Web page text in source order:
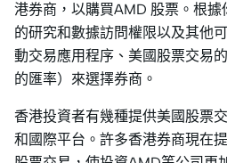
港券商，以購買AMD 股票。根
的研究和數據訪問權限以及其他
動交易應用程序、美國股票交易
的匯率）來選擇券商。
香港投資者有幾種提供美國股票
和國際平台。許多香港券商現在